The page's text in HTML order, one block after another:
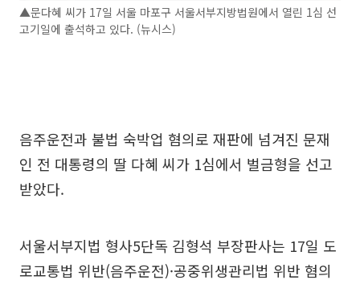
▲문다혜 씨가 17일 서울 마포구 서울서부지방법원에서 열린 1심 선
고기일에 출석하고 있다. (뉴시스)
음주운전과 불법 숙박업 혐의로 재판에 넘겨진 문재
인 전 대통령의 딸 다혜 씨가 1심에서 벌금형을 선고
받았다.
서울서부지법 형사5단독 김형석 부장판사는 17일 도
로교통법 위반(음주운전)·공중위생관리법 위반 혐의